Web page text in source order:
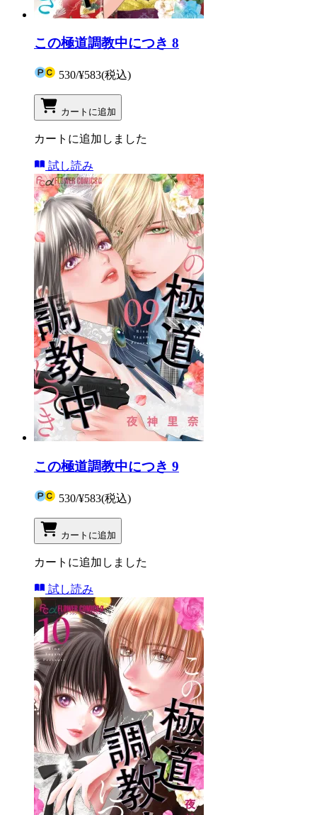
この極道調教中につき 8
530/¥583(税込)
カートに追加
カートに追加しました
試し読み
この極道調教中につき 9
530/¥583(税込)
カートに追加
カートに追加しました
試し読み